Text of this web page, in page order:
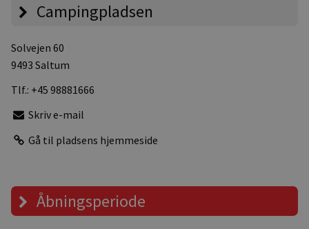
Campingpladsen
Solvejen 60
9493 Saltum
Tlf.: +45 98881666
Skriv e-mail
Gå til pladsens hjemmeside
Åbningsperiode